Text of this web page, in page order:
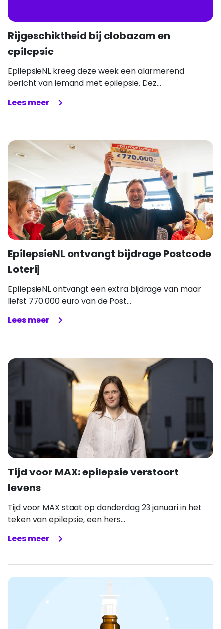
Rijgeschiktheid bij clobazam en
epilepsie
EpilepsieNL kreeg deze week een alarmerend
bericht van iemand met epilepsie. Dez...
Lees meer
EpilepsieNL ontvangt bijdrage Postcode
Loterij
EpilepsieNL ontvangt een extra bijdrage van maar
liefst 770.000 euro van de Post...
Lees meer
Tijd voor MAX: epilepsie verstoort
levens
Tijd voor MAX staat op donderdag 23 januari in het
teken van epilepsie, een hers...
Lees meer